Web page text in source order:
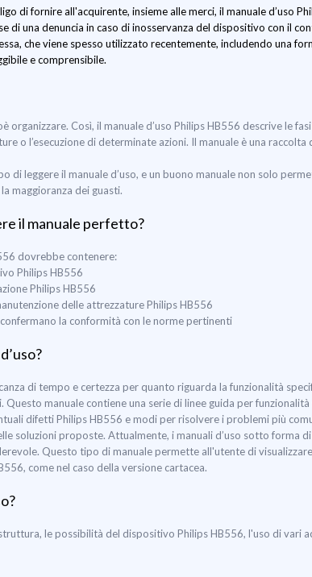
di fornire all'acquirente, insieme alle merci, il manuale d’uso
una denuncia in caso di inosservanza del dispositivo con il
che viene spesso utilizzato recentemente, includendo una
e comprensibile.
organizzare. Così, il manuale d’uso Philips HB556 descrive le
o l’esecuzione di determinate azioni. Il manuale è una
leggere il manuale d’uso, e un buono manuale non solo
maggioranza dei guasti.
il manuale perfetto?
dovrebbe contenere:
Philips HB556
Philips HB556
delle attrezzature Philips HB556
la conformità con le norme pertinenti
di tempo e certezza per quanto riguarda la funzionalità
Questo manuale contiene una serie di linee guida per
difetti Philips HB556 e modi per risolvere i problemi più
soluzioni proposte. Attualmente, i manuali d’uso sotto forma
Questo tipo di manuale permette all'utente di
come nel caso della versione cartacea.
le possibilità del dispositivo Philips HB556, l'uso di vari